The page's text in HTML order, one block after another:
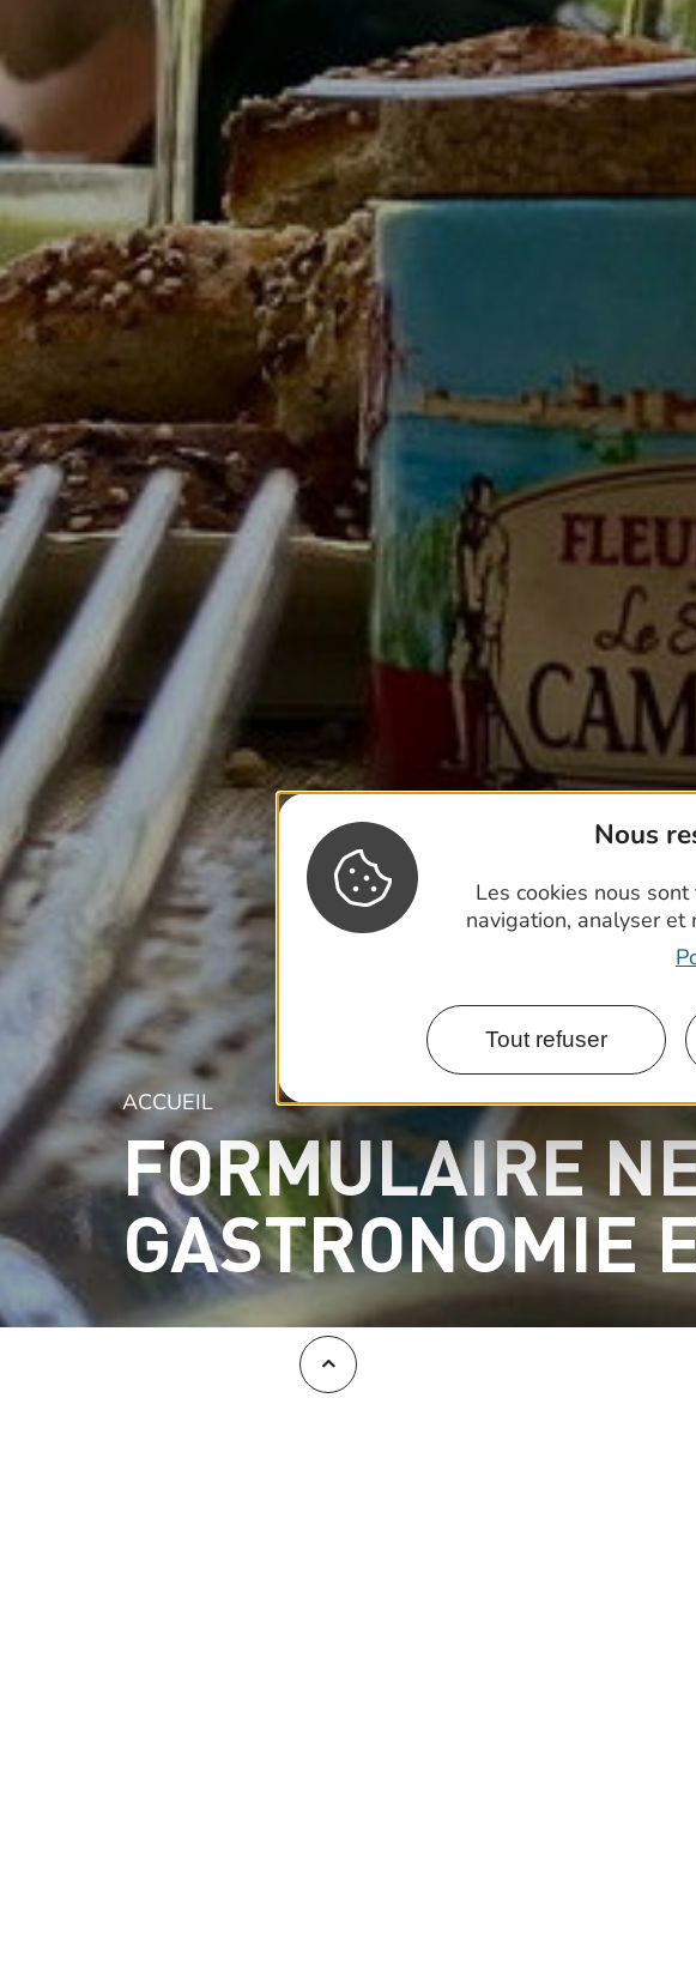
Nous
Les cookies nous
navigation, analyser et
Tout refuser
ACCUEIL
FORMULAIRE
GASTRONOMIE